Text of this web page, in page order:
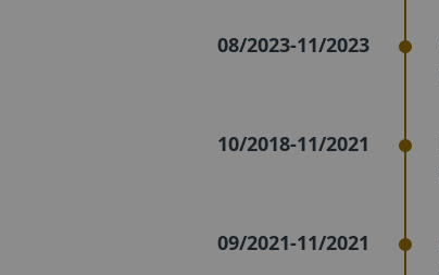
08/2023-11/2023
10/2018-11/2021
09/2021-11/2021